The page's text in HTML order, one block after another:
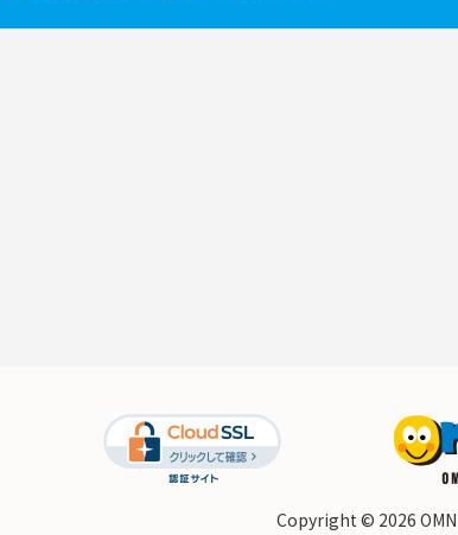
Copyright © 2026